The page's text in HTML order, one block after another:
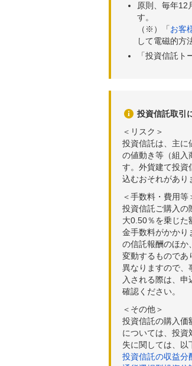
原則、毎年12
す。
（※）「お客
して電磁的方
「投資信託
投資信託取引
＜リスク＞
投資信託は、主に
の値動き等（組入
す。外貨建て投資
込むおそれがあり
＜手数料・費用等
投資信託ご購入の
大0.50％を乗じた
金手数料がかかり
の信託報酬のほか
変動するものであ
異なりますので、
入される際は、
確認ください。
＜その他＞
投資信託の購入価
については、投資
失に関しては、以
投資信託の収益分